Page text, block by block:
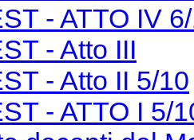
- ATTO IV
- Atto III
- Atto II 5/10
- ATTO I 5/